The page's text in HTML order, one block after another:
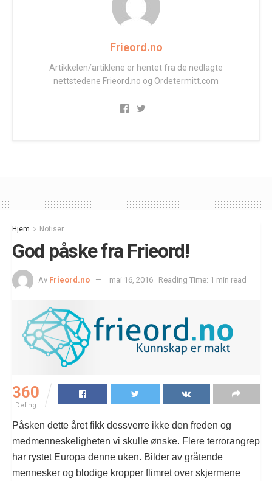
Frieord.no
Artikkelen/artiklene er hentet fra de nedlagte
nettstedene Frieord.no og Ordetermitt.com
Hjem Notiser
God påske fra Frieord!
Av Frieord.no mai 16, 2016 Reading Time: 1 min read
360
Deling
Påsken dette året fikk dessverre ikke den freden og
medmenneskeligheten vi skulle ønske. Flere terrorangrep
har rystet Europa denne uken. Bilder av gråtende
mennesker og blodige kropper flimret over skjermene